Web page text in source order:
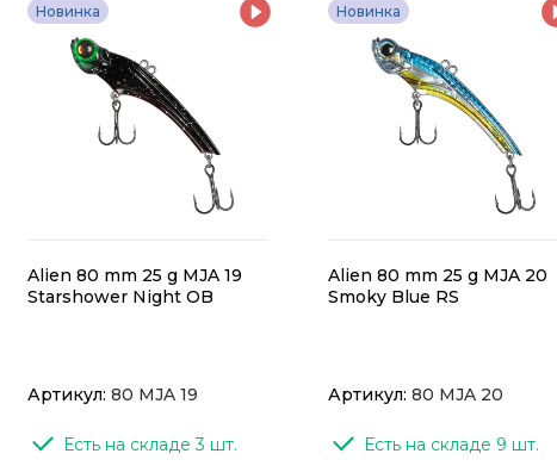
Новинка
Alien 80 mm 25 g MJA 19
Starshower Night OB
Артикул: 80 MJA 19
Есть на складе 3 шт.
Новинка
Alien 80 mm 25 g MJA 20
Smoky Blue RS
Артикул: 80 MJA 20
Есть на складе 9 шт.